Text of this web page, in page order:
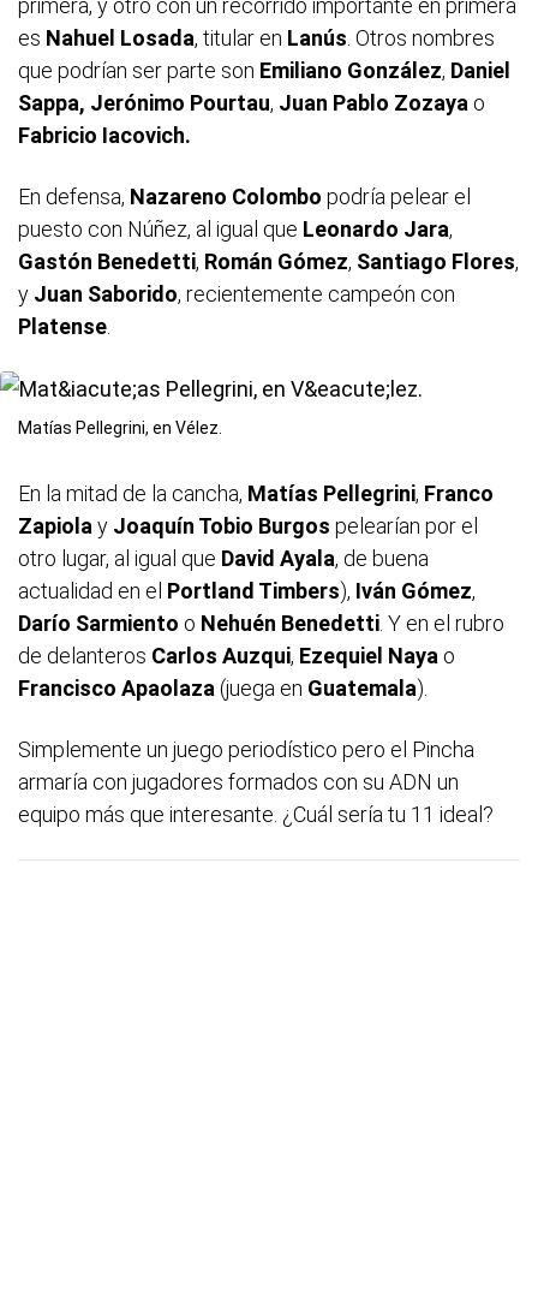
primera, y otro con un recorrido importante en primera
es Nahuel Losada, titular en Lanús . Otros nombres
que podrían ser parte son Emiliano González, Daniel
Sappa, Jerónimo Pourtau, Juan Pablo Zozaya o
Fabricio Iacovich.
En defensa, Nazareno Colombo podría pelear el
puesto con Núñez, al igual que Leonardo Jara,
Gastón Benedetti, Román Gómez, Santiago Flores,
y Juan Saborido, recientemente campeón con
Platense
Matías Pellegrini, en Vélez.
En la mitad de la cancha, Matías Pellegrini, Franco
Zapiola y Joaquín Tobio Burgos pelearían por el
otro lugar, al igual que David Ayala, de buena
actualidad en el Portland Timbers), Iván Gómez,
Darío Sarmiento o Nehuén Benedetti . Y en el rubro
de delanteros Carlos Auzqui, Ezequiel Naya o
Francisco Apaolaza (juega en Guatemala).
Simplemente un juego periodístico pero el Pincha
armaría con jugadores formados con su ADN un
equipo más que interesante. ¿Cuál sería tu 11 ideal?